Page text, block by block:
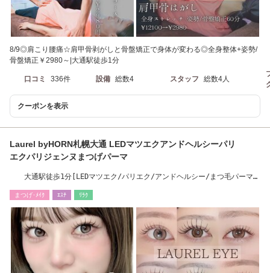
8/9◎肩こり腰痛☆肩甲骨剥がしと骨盤矯正で身体が変わる◎全身整体+姿勢/
骨盤矯正￥2980～|大通駅徒歩1分
口コミ 336件 設備 総数4 スタッフ 総数4人
クーポンを表示
Laurel byHORN札幌大通 LEDマツエクアンドヘルシーパリ
エクパリジェンヌまつげパーマ
大通駅徒歩1分[LEDマツエク/パリエク/アンドヘルシー/まつ毛パーマ/
まつげ･ﾒｲｸ ｴｽﾃ ﾘﾗｸ